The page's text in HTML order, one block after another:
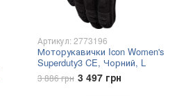
Артикул: 2773196
Моторукавички Icon Women's
Superduty3 CE, Чорний, L
3 886 грн 3 497 грн